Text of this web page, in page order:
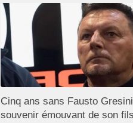
Cinq ans sans Fausto
souvenir émouvant de son